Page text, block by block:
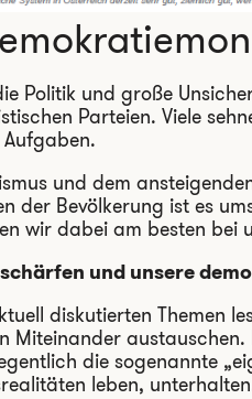
Politik und große
Parteien. Viele
und dem
der Bevölkerung ist es
wir dabei am besten bei
und unsere
diskutierten Themen
Miteinander
die sogenannte
leben,